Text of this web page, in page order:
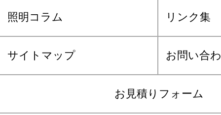
照明コラム リンク集
サイトマップ お問い合
お見積りフォーム